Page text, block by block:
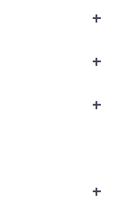
+
+
+
+